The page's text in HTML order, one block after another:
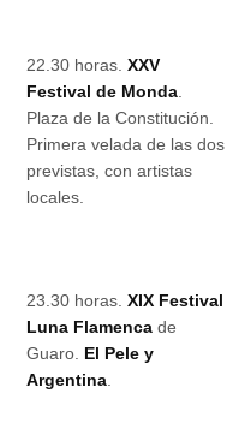
22.30 horas.XXV
Festival de Monda
Plaza de la Constitución.
Primera velada de las dos
previstas, con artistas
locales.
23.30 horas.XIX Festival
Luna Flamenca de
Guaro. El Pele y
Argentina